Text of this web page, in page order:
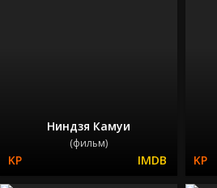
Ниндзя Камуи
(фильм)